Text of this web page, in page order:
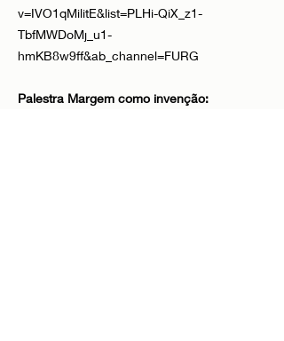
v=IVO1qMilitE&list=PLHi-QiX_z1-
TbfMWDoMj_u1-
hmKB8w9ff&ab_channel=FURG
Palestra Margem como invenção: